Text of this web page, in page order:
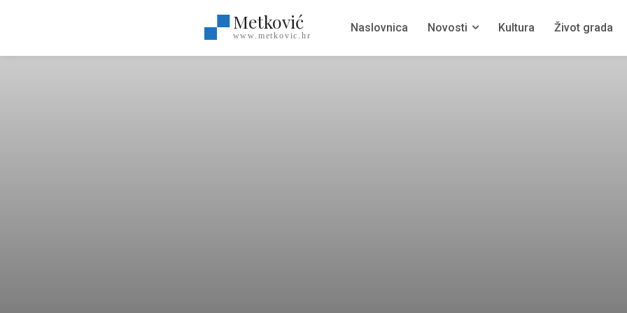
Metković
www.metkovic.hr
Naslovnica Novosti Kultura Život grada